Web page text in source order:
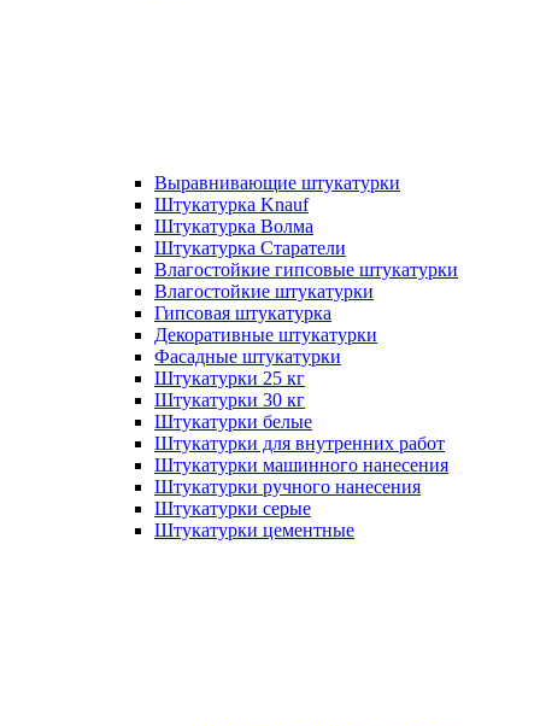
Выравнивающие штукатурки
Штукатурка Knauf
Штукатурка Волма
Штукатурка Старатели
Влагостойкие гипсовые штукатурки
Влагостойкие штукатурки
Гипсовая штукатурка
Декоративные штукатурки
Фасадные штукатурки
Штукатурки 25 кг
Штукатурки 30 кг
Штукатурки белые
Штукатурки для внутренних работ
Штукатурки машинного нанесения
Штукатурки ручного нанесения
Штукатурки серые
Штукатурки цементные